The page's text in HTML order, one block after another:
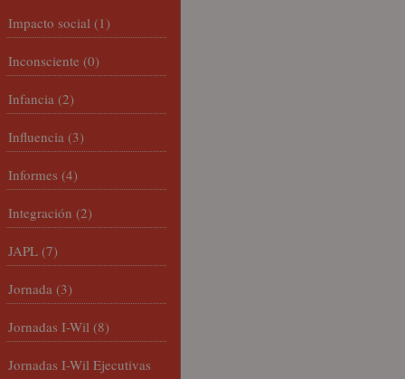
Impacto social (1)
Inconsciente (0)
Infancia (2)
Influencia (3)
Informes (4)
Integración (2)
JAPL (7)
Jornada (3)
Jornadas I-Wil (8)
Jornadas I-Wil Ejecutivas